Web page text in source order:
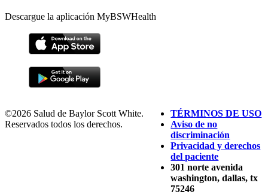
Descargue la aplicación MyBSWHealth
©2026 Salud de Baylor Scott White.
Reservados todos los derechos.
TÉRMINOS DE USO
Aviso de no
discriminación
Privacidad y derechos
del paciente
301 norte avenida
washington, dallas, tx
75246